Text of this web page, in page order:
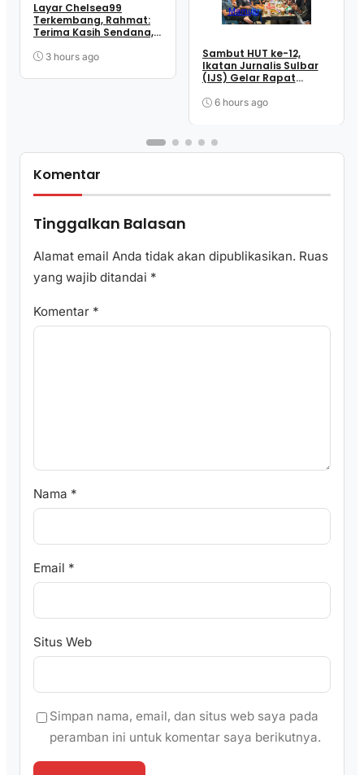
Layar Chelsea99
Terkembang, Rahmat:
Terima Kasih Sendana,
Penopang Perjuangan
3 hours ago
Mamuju
Sambut HUT ke-12,
Ikatan Jurnalis Sulbar
(IJS) Gelar Rapat
Panitia
6 hours ago
Komentar
Tinggalkan Balasan
Alamat email Anda tidak akan dipublikasikan. Ruas
yang wajib ditandai *
Komentar *
Nama *
Email *
Situs Web
Simpan nama, email, dan situs web saya pada
peramban ini untuk komentar saya berikutnya.